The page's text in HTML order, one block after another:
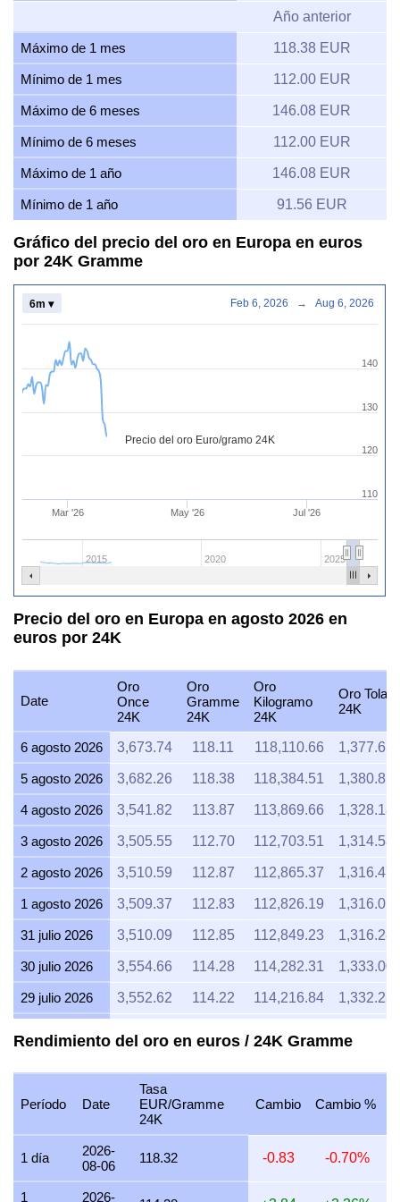
Año anterior
Máximo de 1 mes 118.38 EUR
Mínimo de 1 mes 112.00 EUR
Máximo de 6 meses 146.08 EUR
Mínimo de 6 meses 112.00 EUR
Máximo de 1 año 146.08 EUR
Mínimo de 1 año 91.56 EUR
Gráfico del precio del oro en Europa en euros
por 24K Gramme
Precio del oro Euro/gramo 24K
Mar '26 May '26 Jul '26
2015 2020 2025
110
120
130
140
6m ▾ Feb 6, 2026 → Aug 6, 2026
Precio del oro en Europa en agosto 2026 en
euros por 24K
Date
Oro
Once
24K
Oro
Gramme
24K
Oro
Kilogramo
24K
Oro Tola
24K
6 agosto 2026 3,673.74 118.11 118,110.66 1,377.65
5 agosto 2026 3,682.26 118.38 118,384.51 1,380.85
4 agosto 2026 3,541.82 113.87 113,869.66 1,328.18
3 agosto 2026 3,505.55 112.70 112,703.51 1,314.58
2 agosto 2026 3,510.59 112.87 112,865.37 1,316.47
1 agosto 2026 3,509.37 112.83 112,826.19 1,316.01
31 julio 2026 3,510.09 112.85 112,849.23 1,316.28
30 julio 2026 3,554.66 114.28 114,282.31 1,333.00
29 julio 2026 3,552.62 114.22 114,216.84 1,332.23
3,559.51
3,558.72
24 julio 2026 3,575.38 114,948.53 1,340.77
23 julio 2026 3,560.33 114.46
Rendimiento del oro en euros / 24K Gramme
Período Date
Tasa
EUR/Gramme
24K
Cambio Cambio %
1 día
2026-
08-06
118.32 -0.83 -0.70%
1
2026-